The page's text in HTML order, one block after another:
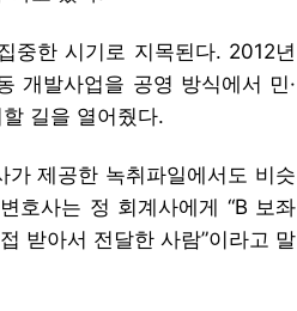
받아서 전달한 사람”이라고 말
”